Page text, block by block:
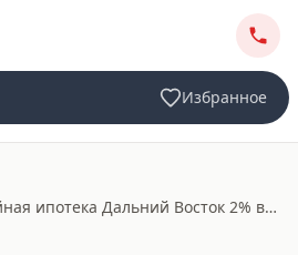
Избранное
Семейная ипотека Дальний Восток 2% в 2026: кому подходит и где можно строить